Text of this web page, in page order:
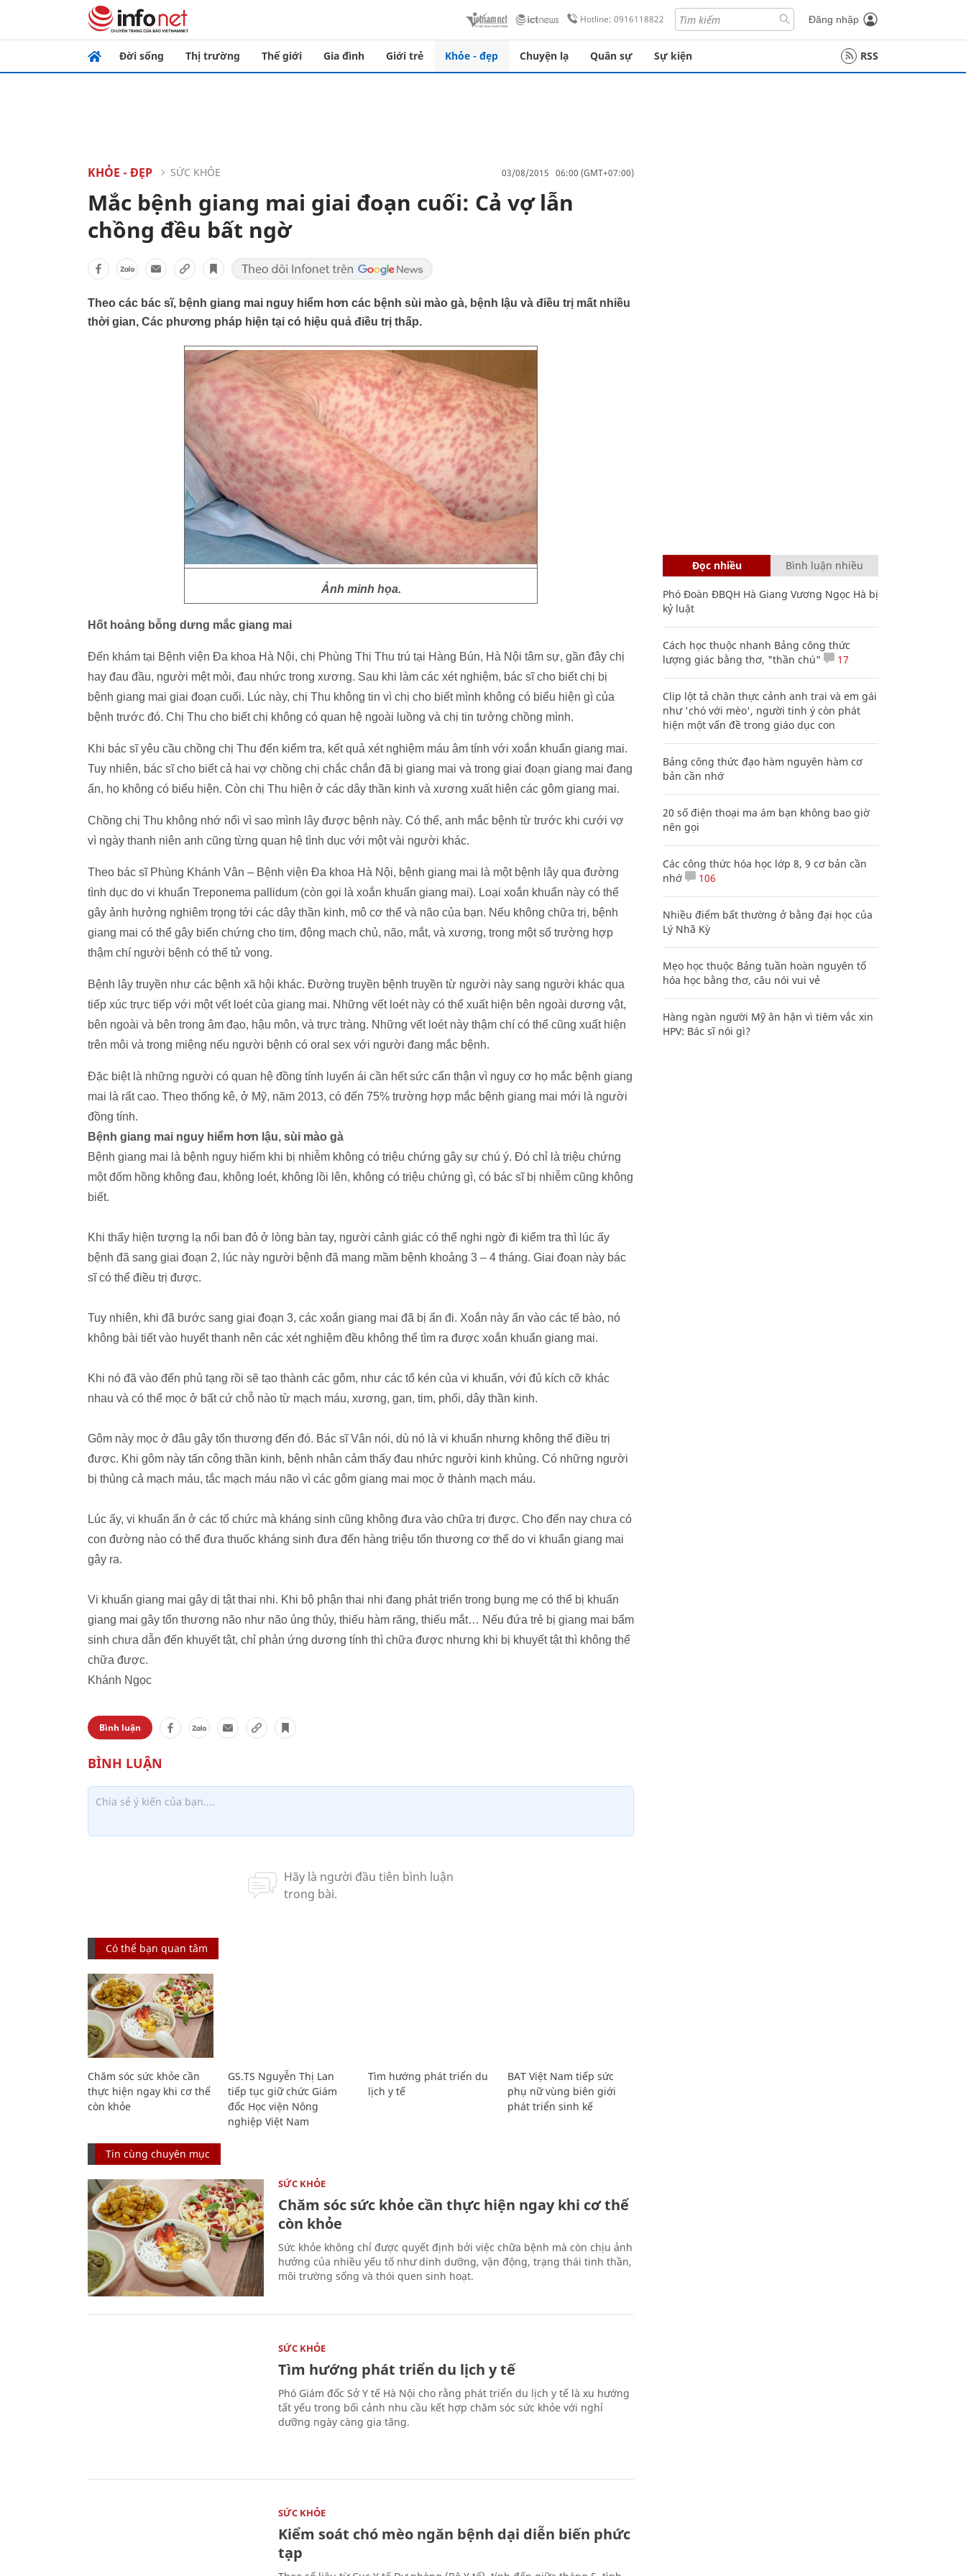
Hotline: 0916118822 Đăng nhập
Đời sống Thị trường Thế giới Gia đình Giới trẻ Khỏe - đẹp Chuyện lạ Quân sự Sự kiện RSS
KHỎE - ĐẸP SỨC KHỎE 03/08/2015 06:00 (GMT+07:00)
Mắc bệnh giang mai giai đoạn cuối: Cả vợ lẫn
chồng đều bất ngờ
Theo các bác sĩ, bệnh giang mai nguy hiểm hơn các bệnh sùi mào gà, bệnh lậu và điều trị mất nhiều
thời gian, Các phương pháp hiện tại có hiệu quả điều trị thấp.
Ảnh minh họa.
Hốt hoảng bỗng dưng mắc giang mai
Đến khám tại Bệnh viện Đa khoa Hà Nội, chị Phùng Thị Thu trú tại Hàng Bún, Hà Nội tâm sự, gần đây chị
hay đau đầu, người mệt mỏi, đau nhức trong xương. Sau khi làm các xét nghiệm, bác sĩ cho biết chị bị
bệnh giang mai giai đoạn cuối. Lúc này, chị Thu không tin vì chị cho biết mình không có biểu hiện gì của
bệnh trước đó. Chị Thu cho biết chị không có quan hệ ngoài luồng và chị tin tưởng chồng mình.
Khi bác sĩ yêu cầu chồng chị Thu đến kiểm tra, kết quả xét nghiệm máu âm tính với xoắn khuẩn giang mai.
Tuy nhiên, bác sĩ cho biết cả hai vợ chồng chị chắc chắn đã bị giang mai và trong giai đoạn giang mai đang
ẩn, họ không có biểu hiện. Còn chị Thu hiện ở các dây thần kinh và xương xuất hiện các gôm giang mai.
Chồng chị Thu không nhớ nổi vì sao mình lây được bệnh này. Có thể, anh mắc bệnh từ trước khi cưới vợ
vì ngày thanh niên anh cũng từng quan hệ tình dục với một vài người khác.
Theo bác sĩ Phùng Khánh Vân – Bệnh viện Đa khoa Hà Nội, bệnh giang mai là một bệnh lây qua đường
tình dục do vi khuẩn Treponema pallidum (còn gọi là xoắn khuẩn giang mai). Loại xoắn khuẩn này có thể
gây ảnh hưởng nghiêm trọng tới các dây thần kinh, mô cơ thể và não của bạn. Nếu không chữa trị, bệnh
giang mai có thể gây biến chứng cho tim, động mạch chủ, não, mắt, và xương, trong một số trường hợp
thậm chí người bệnh có thể tử vong.
Bệnh lây truyền như các bệnh xã hội khác. Đường truyền bệnh truyền từ người này sang người khác qua
tiếp xúc trực tiếp với một vết loét của giang mai. Những vết loét này có thể xuất hiện bên ngoài dương vật,
bên ngoài và bên trong âm đạo, hậu môn, và trực tràng. Những vết loét này thậm chí có thể cũng xuất hiện
trên môi và trong miệng nếu người bệnh có oral sex với người đang mắc bệnh.
Đặc biệt là những người có quan hệ đồng tính luyến ái cần hết sức cẩn thận vì nguy cơ họ mắc bệnh giang
mai là rất cao. Theo thống kê, ở Mỹ, năm 2013, có đến 75% trường hợp mắc bệnh giang mai mới là người
đồng tính.
Bệnh giang mai nguy hiểm hơn lậu, sùi mào gà
Bệnh giang mai là bệnh nguy hiểm khi bị nhiễm không có triệu chứng gây sự chú ý. Đó chỉ là triệu chứng
một đốm hồng không đau, không loét, không lồi lên, không có triệu chứng gì, có bác sĩ bị nhiễm cũng không
biết.
Khi thấy hiện tượng lạ nổi ban đỏ ở lòng bàn tay, người cảnh giác có thể nghi ngờ đi kiểm tra thì lúc ấy
bệnh đã sang giai đoạn 2, lúc này người bệnh đã mang mầm bệnh khoảng 3 – 4 tháng. Giai đoạn này bác
sĩ có thể điều trị được.
Tuy nhiên, khi đã bước sang giai đoạn 3, các xoắn giang mai đã bị ẩn đi. Xoắn này ẩn vào các tế bào, nó
không bài tiết vào huyết thanh nên các xét nghiệm đều không thể tìm ra được xoắn khuẩn giang mai.
Khi nó đã vào đến phủ tạng rồi sẽ tạo thành các gôm, như các tổ kén của vi khuẩn, với đủ kích cỡ khác
nhau và có thể mọc ở bất cứ chỗ nào từ mạch máu, xương, gan, tim, phổi, dây thần kinh.
Gôm này mọc ở đâu gây tổn thương đến đó. Bác sĩ Vân nói, dù nó là vi khuẩn nhưng không thể điều trị
được. Khi gôm này tấn công thần kinh, bệnh nhân cảm thấy đau nhức người kinh khủng. Có những người
bị thủng cả mạch máu, tắc mạch máu não vì các gôm giang mai mọc ở thành mạch máu.
Lúc ấy, vi khuẩn ẩn ở các tổ chức mà kháng sinh cũng không đưa vào chữa trị được. Cho đến nay chưa có
con đường nào có thể đưa thuốc kháng sinh đưa đến hàng triệu tổn thương cơ thể do vi khuẩn giang mai
gây ra.
Vi khuẩn giang mai gây dị tật thai nhi. Khi bộ phận thai nhi đang phát triển trong bụng mẹ có thể bị khuẩn
giang mai gây tổn thương não như não ủng thủy, thiếu hàm răng, thiếu mắt… Nếu đứa trẻ bị giang mai bẩm
sinh chưa dẫn đến khuyết tật, chỉ phản ứng dương tính thì chữa được nhưng khi bị khuyết tật thì không thể
chữa được.
Khánh Ngọc
Bình luận
Có thể bạn quan tâm
Chăm sóc sức khỏe cần
thực hiện ngay khi cơ thể
còn khỏe
GS.TS Nguyễn Thị Lan
tiếp tục giữ chức Giám
đốc Học viện Nông
nghiệp Việt Nam
Tìm hướng phát triển du
lịch y tế
BAT Việt Nam tiếp sức
phụ nữ vùng biên giới
phát triển sinh kế
Tin cùng chuyên mục
SỨC KHỎE
Chăm sóc sức khỏe cần thực hiện ngay khi cơ thể
còn khỏe
Sức khỏe không chỉ được quyết định bởi việc chữa bệnh mà còn chịu ảnh
hưởng của nhiều yếu tố như dinh dưỡng, vận động, trạng thái tinh thần,
môi trường sống và thói quen sinh hoạt.
SỨC KHỎE
Tìm hướng phát triển du lịch y tế
Phó Giám đốc Sở Y tế Hà Nội cho rằng phát triển du lịch y tế là xu hướng
tất yếu trong bối cảnh nhu cầu kết hợp chăm sóc sức khỏe với nghỉ
dưỡng ngày càng gia tăng.
SỨC KHỎE
Kiểm soát chó mèo ngăn bệnh dại diễn biến phức
tạp
Đọc nhiều Bình luận nhiều
Phó Đoàn ĐBQH Hà Giang Vương Ngọc Hà bị
kỷ luật
Cách học thuộc nhanh Bảng công thức
lượng giác bằng thơ, "thần chú"
17
Clip lột tả chân thực cảnh anh trai và em gái
như 'chó với mèo', người tinh ý còn phát
hiện một vấn đề trong giáo dục con
Bảng công thức đạo hàm nguyên hàm cơ
bản cần nhớ
20 số điện thoại ma ám bạn không bao giờ
nên gọi
Các công thức hóa học lớp 8, 9 cơ bản cần
nhớ
106
Nhiều điểm bất thường ở bằng đại học của
Lý Nhã Kỳ
Mẹo học thuộc Bảng tuần hoàn nguyên tố
hóa học bằng thơ, câu nói vui vẻ
Hàng ngàn người Mỹ ân hận vì tiêm vắc xin
HPV: Bác sĩ nói gì?